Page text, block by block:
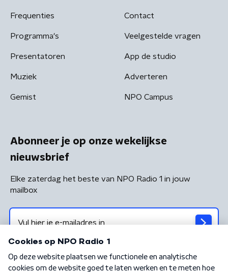
Frequenties
Programma's
Presentatoren
Muziek
Gemist
Contact
Veelgestelde vragen
App de studio
Adverteren
NPO Campus
Abonneer je op onze wekelijkse
nieuwsbrief
Elke zaterdag het beste van NPO Radio 1 in jouw
mailbox